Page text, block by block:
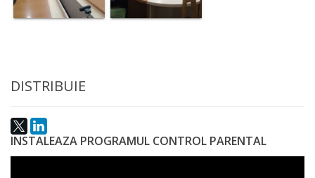
și
și
regulamente
Legislație
DISTRIBUIE
INSTALEAZA PROGRAMUL CONTROL PARENTAL